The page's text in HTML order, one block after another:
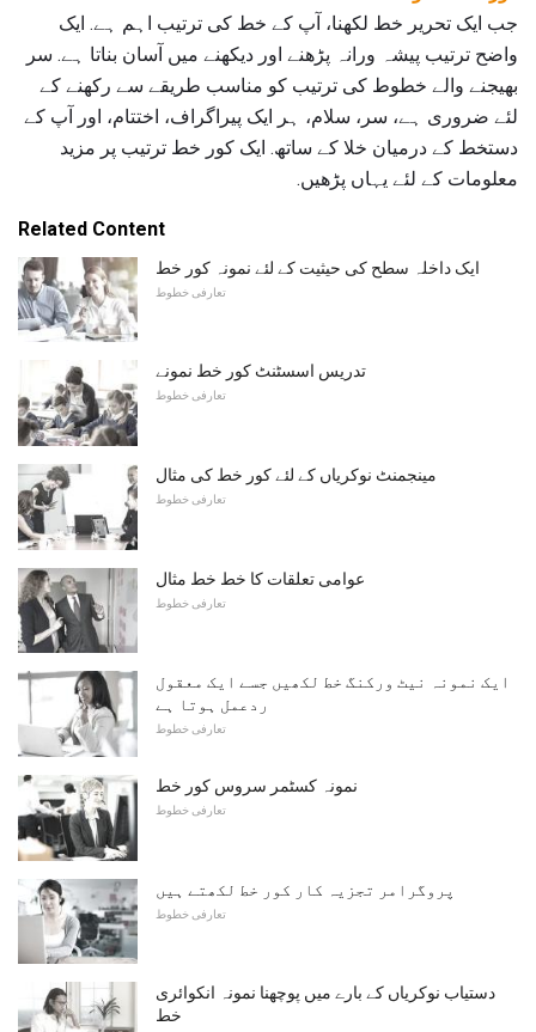
جب ایک تحریر خط لکھنا، آپ کے خط کی ترتیب اہم ہے. ایک
واضح ترتیب پیشہ ورانہ پڑھنے اور دیکھنے میں آسان بناتا ہے. سر
بھیجنے والے خطوط کی ترتیب کو مناسب طریقے سے رکھنے کے
لئے ضروری ہے، سر، سلام، ہر ایک پیراگراف، اختتام، اور آپ کے
دستخط کے درمیان خلا کے ساتھ. ایک کور خط ترتیب پر مزید
معلومات کے لئے یہاں پڑھیں.
Related Content
ایک داخلہ سطح کی حیثیت کے لئے نمونہ کور خط
تعارفی خطوط
تدریس اسسٹنٹ کور خط نمونے
تعارفی خطوط
مینجمنٹ نوکریاں کے لئے کور خط کی مثال
تعارفی خطوط
عوامی تعلقات کا خط خط مثال
تعارفی خطوط
ایک نمونہ نیٹ ورکنگ خط لکھیں جسے ایک معقول
ردعمل ہوتا ہے
تعارفی خطوط
نمونہ کسٹمر سروس کور خط
تعارفی خطوط
پروگرامر تجزیہ کار کور خط لکھتے ہیں
تعارفی خطوط
دستیاب نوکریاں کے بارے میں پوچھنا نمونہ انکوائری
خط